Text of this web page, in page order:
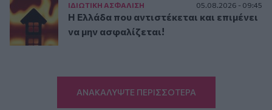
ΙΔΙΩΤΙΚΗ ΑΣΦAΛΙΣΗ 05.08.2026 - 09:45
Η Ελλάδα που αντιστέκεται και επιμένει
να μην ασφαλίζεται!
ΑΝΑΚΑΛΥΨΤΕ ΠΕΡΙΣΣΟΤΕΡΑ